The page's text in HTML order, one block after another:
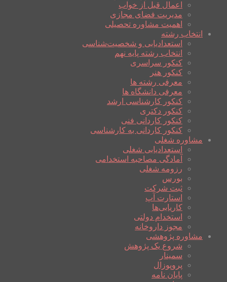
اعمال قبل از خواب
مدیریت فضای مجازی
اهمیت مشاوره تحصیلی
انتخاب رشته
استعدادیابی و شخصیت‌شناسی
انتخاب رشته پایه نهم
کنکور سراسری
کنکور هنر
معرفی رشته ها
معرفی دانشگاه ها
کنکور کارشناسی ارشد
کنکور دکتری
کنکور کاردانی فنی
کنکور کاردانی به کارشناسی
مشاوره شغلی
استعدادیابی شغلی
آمادگی مصاحبه استخدامی
رزومه شغلی
بورس
ثبت شرکت
استارت آپ
کاریابی‌ها
استخدام دولتی
مجوز داروخانه
مشاوره پژوهشی
شروع یک پژوهش
سمینار
پروپوزال
پایان نامه